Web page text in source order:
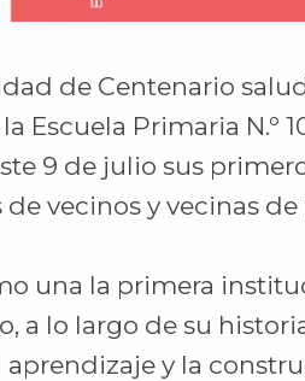
de Centenario
Escuela Primaria N.º
9 de julio sus
de vecinos y vecinas
una la primera
a lo largo de su
aprendizaje y la